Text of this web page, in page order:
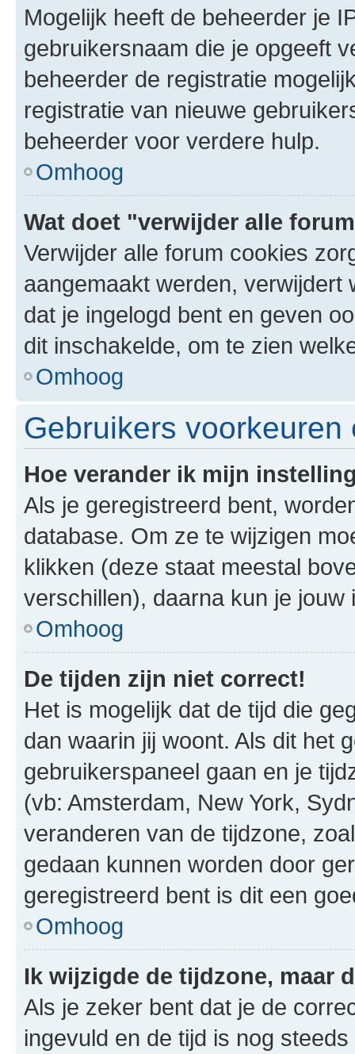
Mogelijk heeft de beheerder je
gebruikersnaam die je opgeeft
beheerder de registratie
registratie van nieuwe
beheerder voor verdere hulp.
Omhoog
Wat doet "verwijder alle
Verwijder alle forum cookies
aangemaakt werden,
dat je ingelogd bent en geven
dit inschakelde, om te zien
Omhoog
Gebruikers voorkeuren
Hoe verander ik mijn
Als je geregistreerd bent,
database. Om ze te wijzigen
klikken (deze staat meestal
verschillen), daarna kun je jouw
Omhoog
De tijden zijn niet correct!
Het is mogelijk dat de tijd die
dan waarin jij woont. Als dit het
gebruikerspaneel gaan en je
(vb: Amsterdam, New York,
veranderen van de tijdzone,
gedaan kunnen worden door
geregistreerd bent is dit een
Omhoog
Ik wijzigde de tijdzone, maar
Als je zeker bent dat je de
ingevuld en de tijd is nog